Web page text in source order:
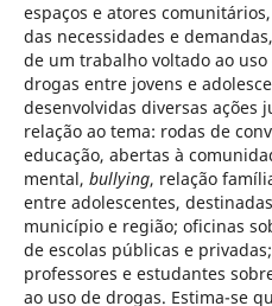
espaços e atores
das necessidades e
de um trabalho voltado ao
drogas entre jovens e
desenvolvidas diversas ações
relação ao tema: rodas de
educação, abertas à
mental, bullying, relação
entre adolescentes,
município e região; oficinas
de escolas públicas e
professores e estudantes
ao uso de drogas. Estima-se